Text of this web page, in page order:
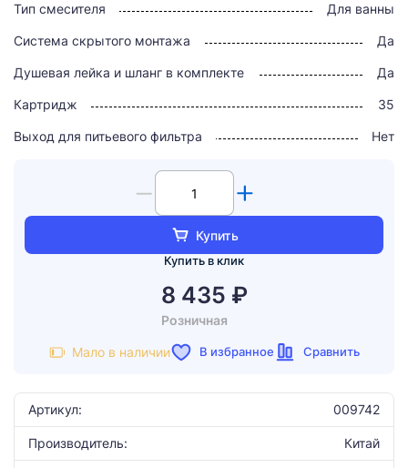
Тип смесителя Для ванны
Система скрытого монтажа Да
Душевая лейка и шланг в комплекте Да
Картридж 35
Выход для питьевого фильтра Нет
Купить
Купить в клик
8 435 ₽
Розничная
Мало в наличии В избранное Сравнить
Артикул: 009742
Производитель: Китай